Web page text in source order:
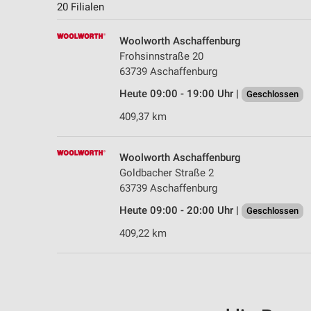
20 Filialen
Woolworth Aschaffenburg
Frohsinnstraße 20
63739 Aschaffenburg
Heute 09:00 - 19:00 Uhr |
Geschlossen
409,37 km
Woolworth Aschaffenburg
Goldbacher Straße 2
63739 Aschaffenburg
Heute 09:00 - 20:00 Uhr |
Geschlossen
409,22 km